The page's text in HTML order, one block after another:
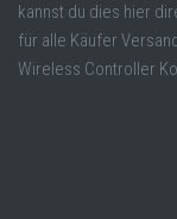
kannst du dies hier
für alle Käufer
Wireless Controller